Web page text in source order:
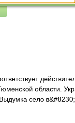
области.
село